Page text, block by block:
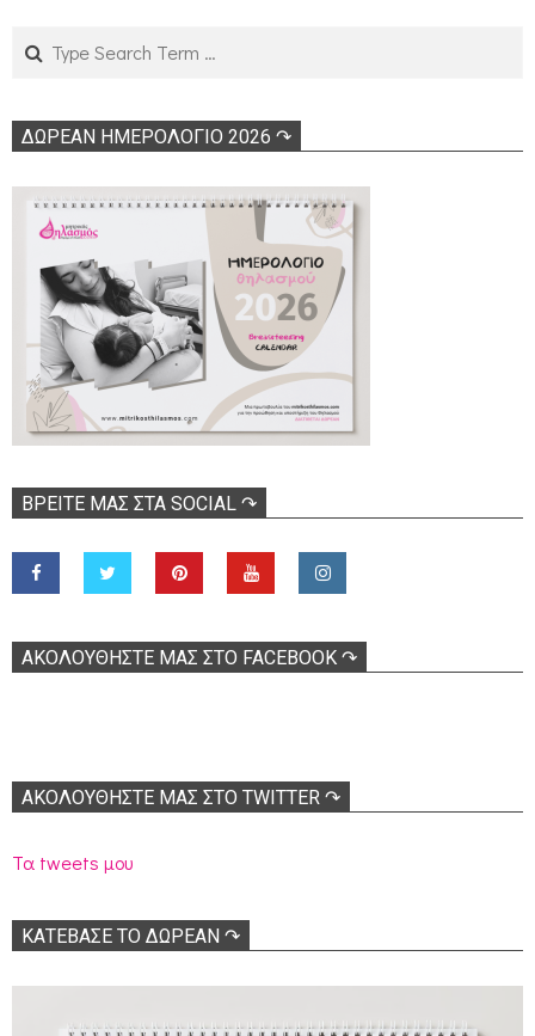
ΔΩΡΕΑΝ ΗΜΕΡΟΛΟΓΙΟ 2026 ↷
ΒΡΕΊΤΕ ΜΑΣ ΣΤΑ SOCIAL ↷
ΑΚΟΛOΥΘΉΣΤΕ ΜΑΣ ΣΤΟ FACEBOOK ↷
ΑΚΟΛΟΥΘΉΣΤΕ ΜΑΣ ΣΤΟ TWITTER ↷
Τα tweets μου
ΚΑΤΕΒΑΣΕ ΤΟ ΔΩΡΕΑΝ ↷